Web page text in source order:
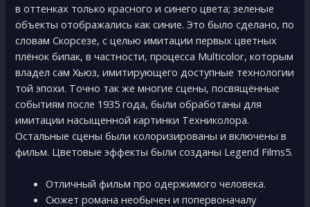
в оттенках только красного и синего цвета; зеленые
объекты отображались как синие. Это было сделано, по
словам Скорсезе, с целью имитации первых цветных
плёнок бипак, в частности, процесса Multicolor, которым
владел сам Хьюз, имитирующего доступные технологии
той эпохи. Точно так же многие сцены, посвящённые
событиям после 1935 года, были обработаны для
имитации насыщенной картинки Техниколора.
Остальные сцены были колоризированы и включены в
фильм. Цветовые эффекты были созданы Legend Films5.
Отличный фильм про одержимого человека.
Сюжет романа необычен и попервоначалу